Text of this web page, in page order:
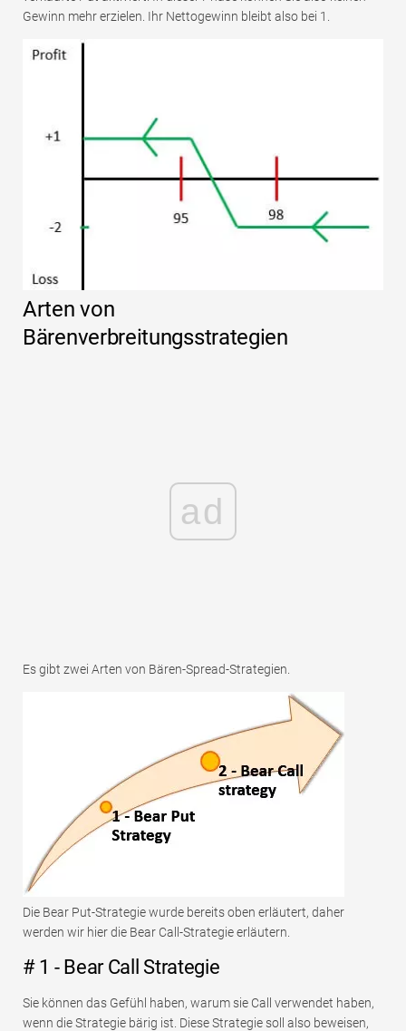
Gewinn mehr erzielen. Ihr Nettogewinn bleibt also bei 1.
Arten von
Bärenverbreitungsstrategien
ad
Es gibt zwei Arten von Bären-Spread-Strategien.
Die Bear Put-Strategie wurde bereits oben erläutert, daher
werden wir hier die Bear Call-Strategie erläutern.
# 1 - Bear Call Strategie
Sie können das Gefühl haben, warum sie Call verwendet haben,
wenn die Strategie bärig ist. Diese Strategie soll also beweisen,